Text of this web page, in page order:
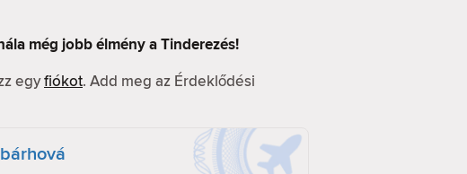
még jobb élmény a Tinderezés!
egyfiókot. Add meg az Érdeklődési